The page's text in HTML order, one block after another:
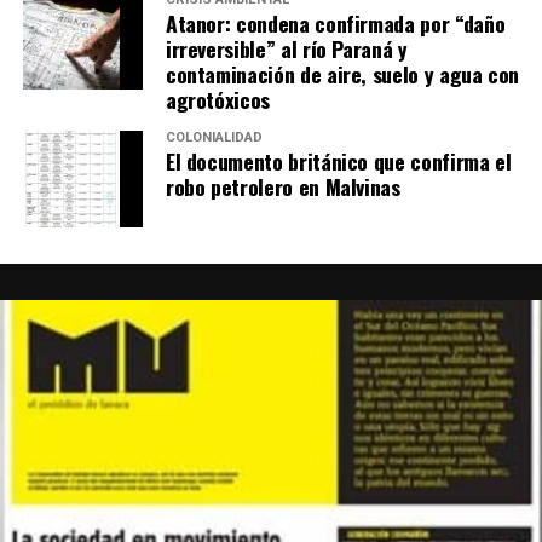
María habló, cuestionó, se paró sobre la mesa, se sentó,
caminó, argumentó y se emocionó . “Es un libro escrito
fuera de la academia. Está escrito desde la lucha social y
Atanor: condena confirmada por “daño
irreversible” al río Paraná y
contaminación de aire, suelo y agua con
agrotóxicos
COLONIALIDAD
El documento británico que confirma el
robo petrolero en Malvinas